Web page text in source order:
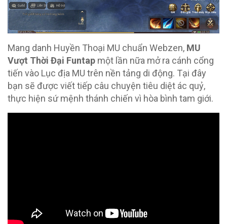
Mang danh Huyền Thoại MU chuẩn Webzen, MU
Vượt Thời Đại Funtap một lần nữa mở ra cánh cổng
tiến vào Lục địa MU trên nền tảng di động. Tại đây
bạn sẽ được viết tiếp câu chuyện tiêu diệt ác quỷ,
thực hiện sứ mệnh thánh chiến vì hòa bình tam giới.